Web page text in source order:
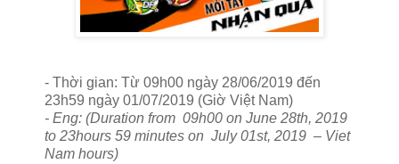
- Thời gian: Từ 09h00 ngày 28/06/2019 đến
23h59 ngày 01/07/2019 (Giờ Việt Nam)
- Eng: (Duration from 09h00 on June 28th, 2019
to 23hours 59 minutes on July 01st, 2019 – Viet
Nam hours)